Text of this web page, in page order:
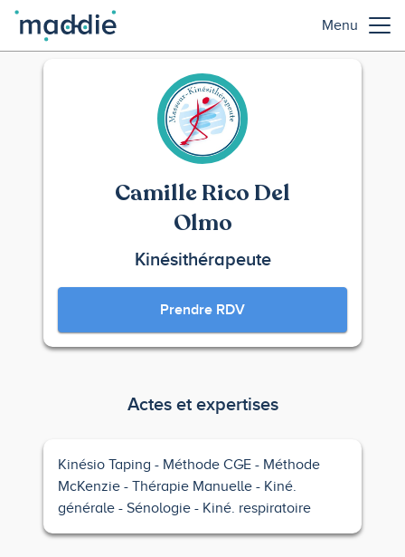
Menu
Camille Rico Del
Olmo
Kinésithérapeute
Prendre RDV
Actes et expertises
Kinésio Taping Méthode CGE
Méthode
McKenzie
Thérapie Manuelle
Kiné.
générale
Sénologie Kiné. respiratoire